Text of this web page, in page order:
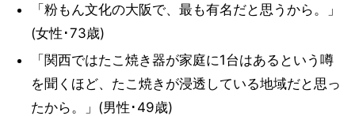
「粉もん文化の大阪で、最も有名だと思うから。」
(女性･73歳)
「関西ではたこ焼き器が家庭に1台はあるという噂
を聞くほど、たこ焼きが浸透している地域だと思っ
たから。」(男性･49歳)